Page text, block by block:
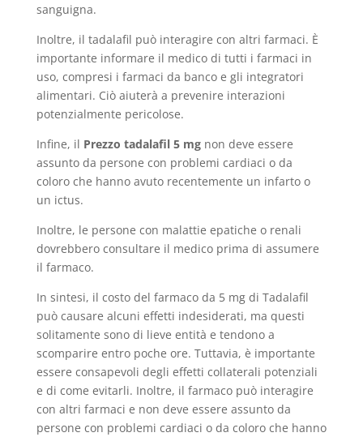
sanguigna.
Inoltre, il tadalafil può interagire con altri farmaci. È
importante informare il medico di tutti i farmaci in
uso, compresi i farmaci da banco e gli integratori
alimentari. Ciò aiuterà a prevenire interazioni
potenzialmente pericolose.
Infine, il Prezzo tadalafil 5 mgnon deve essere
assunto da persone con problemi cardiaci o da
coloro che hanno avuto recentemente un infarto o
un ictus.
Inoltre, le persone con malattie epatiche o renali
dovrebbero consultare il medico prima di assumere
il farmaco.
In sintesi, il costo del farmaco da 5 mg di Tadalafil
può causare alcuni effetti indesiderati, ma questi
solitamente sono di lieve entità e tendono a
scomparire entro poche ore. Tuttavia, è importante
essere consapevoli degli effetti collaterali potenziali
e di come evitarli. Inoltre, il farmaco può interagire
con altri farmaci e non deve essere assunto da
persone con problemi cardiaci o da coloro che hanno